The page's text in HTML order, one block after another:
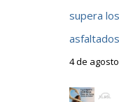
supera
4 de